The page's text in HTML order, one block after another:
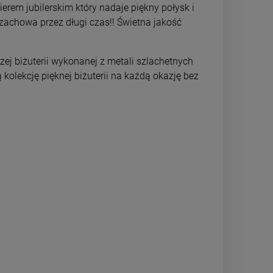
DO KOSZYKA
jubilerskim który nadaje piękny połysk i
przez długi czas!! Świetna jakość
biżuterii wykonanej z metali szlachetnych
pięknej biżuterii na każdą okazję bez